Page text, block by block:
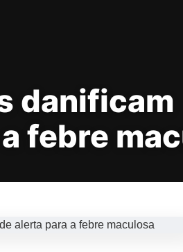
danificam
febre